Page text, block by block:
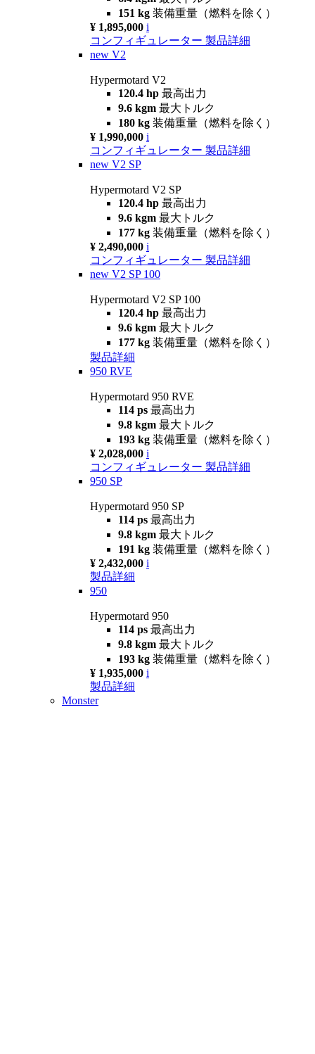
151 kg 装備重量（燃料を除く）
¥ 1,895,000 i
コンフィギュレーター 製品詳細
new V2
Hypermotard V2
120.4 hp 最高出力
9.6 kgm 最大トルク
180 kg 装備重量（燃料を除く）
¥ 1,990,000 i
コンフィギュレーター 製品詳細
new V2 SP
Hypermotard V2 SP
120.4 hp 最高出力
9.6 kgm 最大トルク
177 kg 装備重量（燃料を除く）
¥ 2,490,000 i
コンフィギュレーター 製品詳細
new V2 SP 100
Hypermotard V2 SP 100
120.4 hp 最高出力
9.6 kgm 最大トルク
177 kg 装備重量（燃料を除く）
製品詳細
950 RVE
Hypermotard 950 RVE
114 ps 最高出力
9.8 kgm 最大トルク
193 kg 装備重量（燃料を除く）
¥ 2,028,000 i
コンフィギュレーター 製品詳細
950 SP
Hypermotard 950 SP
114 ps 最高出力
9.8 kgm 最大トルク
191 kg 装備重量（燃料を除く）
¥ 2,432,000 i
製品詳細
950
Hypermotard 950
114 ps 最高出力
9.8 kgm 最大トルク
193 kg 装備重量（燃料を除く）
¥ 1,935,000 i
製品詳細
Monster